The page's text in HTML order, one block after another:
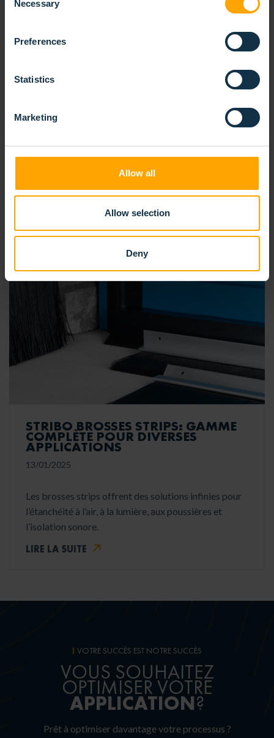
Selection
Necessary
Preferences
Statistics
Marketing
Allow all
Allow selection
Deny
DISCRÈTES, MAIS INDISPENSABLES
Notre objectif est de fournir des solutions de
brossage sur mesure, spécifiquement adaptées à
l’application du client.
STRIBO BROSSES STRIPS: GAMME
COMPLÈTE POUR DIVERSES
APPLICATIONS
13/01/2025
Les brosses strips offrent des solutions infinies pour
l’étanchéité à l’air, à la lumière, aux poussières et
l’isolation sonore.
LIRE LA SUITE
VOTRE SUCCÈS EST NOTRE SUCCÈS
VOUS SOUHAITEZ
OPTIMISER VOTRE
APPLICATION?
Prêt à optimiser davantage votre processus ?